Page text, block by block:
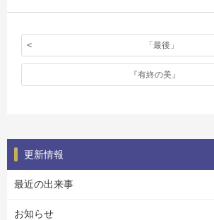
「最後」
『有終の美』
更新情報
最近の出来事
お知らせ